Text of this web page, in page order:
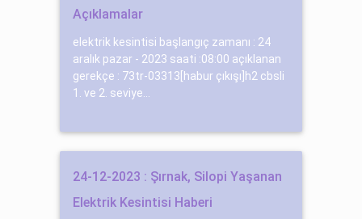
Açıklamalar
elektrik kesintisi başlangıç zamanı : 24
aralık pazar - 2023 saati :08:00 açıklanan
gerekçe : 73tr-03313[habur çıkışı]h2 cbsli
1. ve 2. seviye...
24-12-2023 : Şırnak, Silopi Yaşanan
Elektrik Kesintisi Haberi